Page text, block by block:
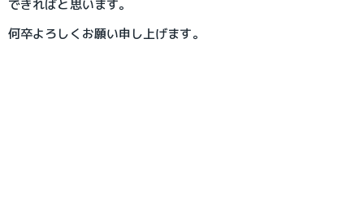
できればと思います。
何卒よろしくお願い申し上げます。